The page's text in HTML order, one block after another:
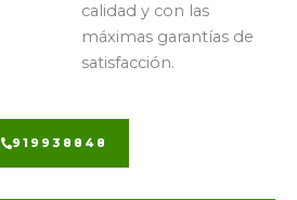
calidad y con las
máximas garantías de
satisfacción.
919938848